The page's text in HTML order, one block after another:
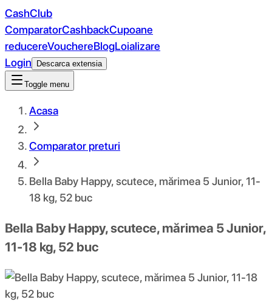
CashClub
ComparatorCashbackCupoane
reducereVouchereBlogLoializare
Login
Descarca extensia
Toggle menu
Acasa
Comparator preturi
Bella Baby Happy, scutece, mărimea 5 Junior, 11-
18 kg, 52 buc
Bella Baby Happy, scutece, mărimea 5 Junior,
11-18 kg, 52 buc